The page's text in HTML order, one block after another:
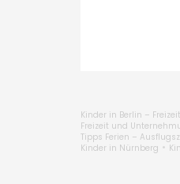
Kinder in Berlin –
Freizeit und
Tipps Ferien –
Kinder in Nürnberg •